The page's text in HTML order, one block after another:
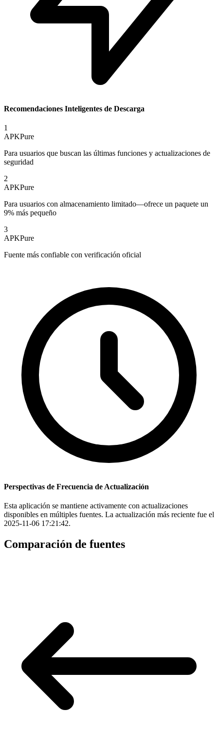
Recomendaciones Inteligentes de Descarga
1
APKPure
Para usuarios que buscan las últimas funciones y actualizaciones de
seguridad
2
APKPure
Para usuarios con almacenamiento limitado—ofrece un paquete un
9% más pequeño
3
APKPure
Fuente más confiable con verificación oficial
Perspectivas de Frecuencia de Actualización
Esta aplicación se mantiene activamente con actualizaciones
disponibles en múltiples fuentes. La actualización más reciente fue el
2025-11-06 17:21:42.
Comparación de fuentes